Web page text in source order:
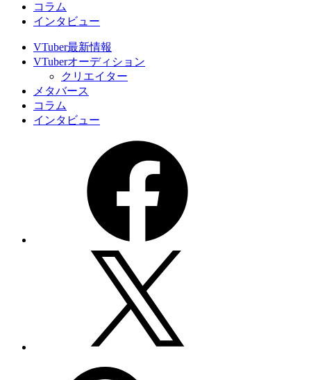
コラム
インタビュー
VTuber最新情報
VTuberオーディション
クリエイター
メタバース
コラム
インタビュー